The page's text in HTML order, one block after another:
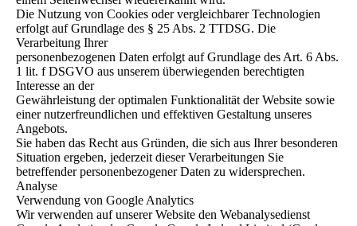
Die Nutzung von Cookies oder vergleichbarer Technologien
erfolgt auf Grundlage des § 25 Abs. 2 TTDSG. Die
Verarbeitung Ihrer
personenbezogenen Daten erfolgt auf Grundlage des Art. 6 Abs.
1 lit. f DSGVO aus unserem überwiegenden berechtigten
Interesse an der
Gewährleistung der optimalen Funktionalität der Website sowie
einer nutzerfreundlichen und effektiven Gestaltung unseres
Angebots.
Sie haben das Recht aus Gründen, die sich aus Ihrer besonderen
Situation ergeben, jederzeit dieser Verarbeitungen Sie
betreffender personenbezogener Daten zu widersprechen.
Analyse
Verwendung von Google Analytics
Wir verwenden auf unserer Website den Webanalysedienst